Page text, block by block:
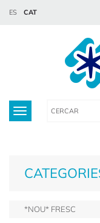
ES CAT
Toggle navigation
*NOU* FRESC